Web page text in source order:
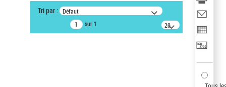
Type de notice d'autorité
Titre uniforme musical
Tri par : Défaut
sur 1
20
résultats/page